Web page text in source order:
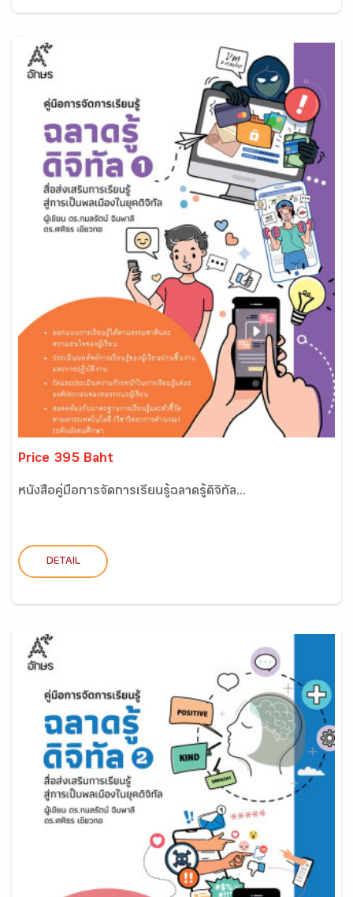
Price 395 Baht
หนังสือคู่มือการจัดการเรียนรู้ฉลาดรู้ดิจิทัล...
DETAIL